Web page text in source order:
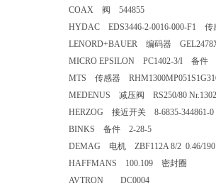
COAX 阀 544855
HYDAC EDS3446-2-0016-000-F1 传
LENORD+BAUER 编码器
MICRO EPSILON PC1402-3/I 备件
MTS 传感器
MEDENUS 减压阀 RS250/80
HERZOG 接近开关 8-6835-344861-0
BINKS 备件 2-28-5
DEMAG 电机 ZBF112A 8/2 0.46/
HAFFMANS 100.109 密封圈
AVTRON DC0004